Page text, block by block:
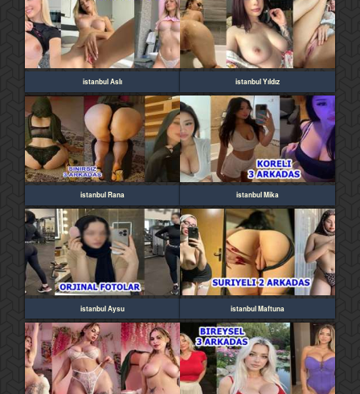
istanbul Aslı istanbul Yıldız
istanbul Rana istanbul Mika
istanbul Aysu istanbul Maftuna